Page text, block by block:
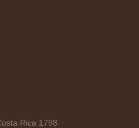
Rica 1798